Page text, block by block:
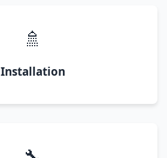
🚿
Installation